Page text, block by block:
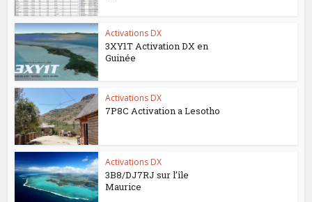
Activations DX
3XY1T Activation DX en
Guinée
Activations DX
7P8C Activation a Lesotho
Activations DX
3B8/DJ7RJ sur l’île
Maurice